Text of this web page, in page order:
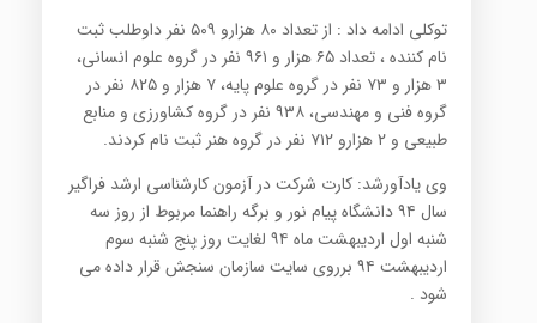
توکلی ادامه داد : از تعداد ۸۰ هزارو ۵۰۹ نفر داوطلب ثبت
نام کننده ، تعداد ۶۵ هزار و ۹۶۱ نفر در گروه علوم انسانی،
۳ هزار و ۷۳ نفر در گروه علوم پایه، ۷ هزار و ۸۲۵ نفر در
گروه فنی و مهندسی، ۹۳۸ نفر در گروه کشاورزی و منابع
طبیعی و ۲ هزارو ۷۱۲ نفر در گروه هنر ثبت نام کردند.
وی یادآورشد: کارت شرکت در آزمون کارشناسی ارشد فراگیر
سال ۹۴ دانشگاه پیام نور و برگه راهنما مربوط از روز سه
شنبه اول اردیبهشت ماه ۹۴ لغایت روز پنج شنبه سوم
اردیبهشت ۹۴ برروی سایت سازمان سنجش قرار داده می
شود .